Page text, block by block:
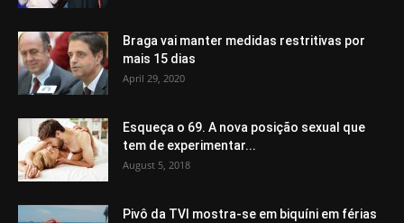
Braga vai manter medidas restritivas por
mais 15 dias
April 29, 2020
Esqueça o 69. A nova posição sexual que
tem de experimentar...
August 5, 2018
Pivô da TVI mostra-se em biquíni em férias